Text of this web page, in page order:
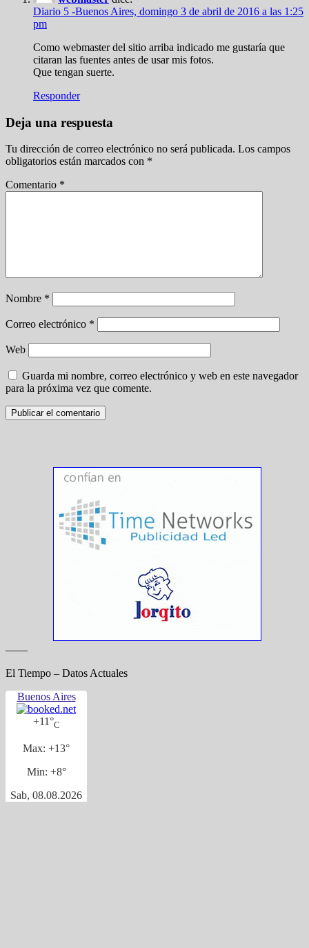
Diario 5 -Buenos Aires, domingo 3 de abril de 2016 a las 1:25
pm
Como webmaster del sitio arriba indicado me gustaría que
citaran las fuentes antes de usar mis fotos.
Que tengan suerte.
Responder
Deja una respuesta
Tu dirección de correo electrónico no será publicada. Los campos
obligatorios están marcados con *
Comentario *
Nombre *
Correo electrónico *
Web
Guarda mi nombre, correo electrónico y web en este navegador
para la próxima vez que comente.
——
El Tiempo – Datos Actuales
Buenos Aires
+11°C
Max: +13°
Min: +8°
Sab, 08.08.2026